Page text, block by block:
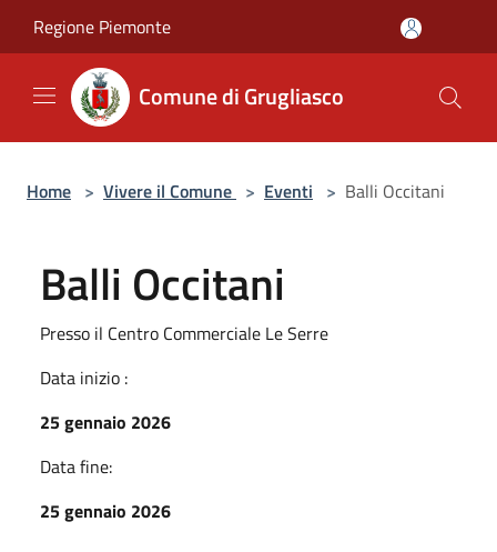
Regione Piemonte
Comune di Grugliasco
Home > Vivere il Comune > Eventi > Balli Occitani
Balli Occitani
Presso il Centro Commerciale Le Serre
Data inizio :
25 gennaio 2026
Data fine:
25 gennaio 2026